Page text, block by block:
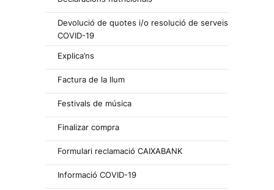
Devolució de quotes i/o resolució de serveis
COVID-19
Explica’ns
Factura de la llum
Festivals de música
Finalizar compra
Formulari reclamació CAIXABANK
Informació COVID-19